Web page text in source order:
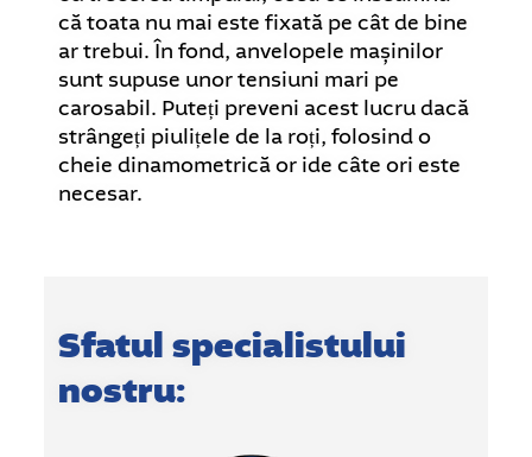
că toata nu mai este fixată pe cât de bine
ar trebui. În fond, anvelopele mașinilor
sunt supuse unor tensiuni mari pe
carosabil. Puteți preveni acest lucru dacă
strângeți piulițele de la roți, folosind o
cheie dinamometrică or ide câte ori este
necesar.
Sfatul specialistului
nostru: